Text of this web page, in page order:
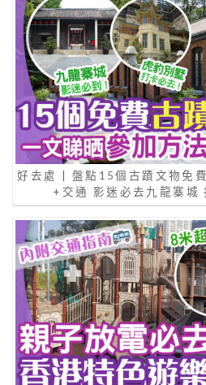
好去處 | 盤點15個古蹟文物免
+交通 影迷必去九龍寨城